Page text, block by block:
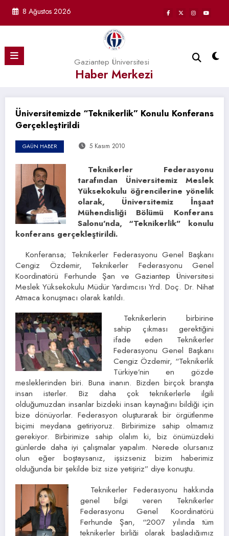
8 Ağustos 2026
Gaziantep Üniversitesi
Haber Merkezi
Üniversitemizde “Teknikerlik” Konulu Konferans
Gerçekleştirildi
GAÜN HABER 5 Kasım 2010
Teknikerler Federasyonu
tarafından Üniversitemiz Meslek
Yüksekokulu öğrencilerine yönelik
olarak, Üniversitemiz İnşaat
Mühendisliği Bölümü Konferans
Salonu’nda, “Teknikerlik” konulu
konferans gerçekleştirildi.
Konferansa; Teknikerler Federasyonu Genel Başkanı
Cengiz Özdemir, Teknikerler Federasyonu Genel
Koordinatörü Ferhunde Şan ve Gaziantep Üniversitesi
Meslek Yüksekokulu Müdür Yardımcısı Yrd. Doç. Dr. Nihat
Atmaca konuşmacı olarak katıldı.
Teknikerlerin birbirine
sahip çıkması gerektiğini
ifade eden Teknikerler
Federasyonu Genel Başkanı
Cengiz Özdemir, “Teknikerlik
Türkiye’nin en gözde
mesleklerinden biri. Buna inanın. Bizden birçok branşta
insan isterler. Biz daha çok teknikerlerle ilgili
olduğumuzdan insanlar bizdeki insan kaynağını bildiği için
bize dönüyorlar. Federasyon oluşturarak bir örgütlenme
biçimi meydana getiriyoruz. Birbirimize sahip olmamız
gerekiyor. Birbirimize sahip olalım ki, biz önümüzdeki
günlerde daha iyi çalışmalar yapalım. Nerede olursanız
olun eğer boştaysanız, işsizseniz bizim haberimiz
olduğunda bir şekilde biz size yetişiriz” diye konuştu.
Teknikerler Federasyonu hakkında
genel bilgi veren Teknikerler
Federasyonu Genel Koordinatörü
Ferhunde Şan, “2007 yılında tüm
teknikerler birliği olarak başladığımız